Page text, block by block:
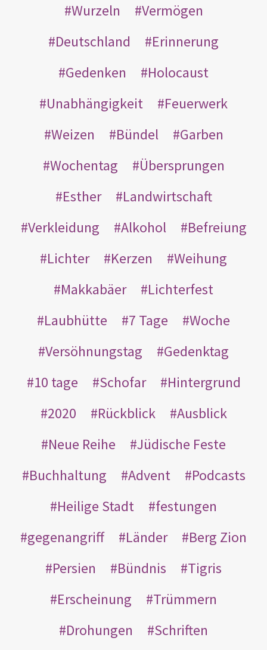
Wurzeln
Vermögen
Deutschland
Erinnerung
Gedenken
Holocaust
Unabhängigkeit
Feuerwerk
Weizen
Bündel
Garben
Wochentag
Übersprungen
Esther
Landwirtschaft
Verkleidung
Alkohol
Befreiung
Lichter
Kerzen
Weihung
Makkabäer
Lichterfest
Laubhütte
7 Tage
Woche
Versöhnungstag
Gedenktag
10 tage
Schofar
Hintergrund
2020
Rückblick
Ausblick
Neue Reihe
Jüdische Feste
Buchhaltung
Advent
Podcasts
Heilige Stadt
festungen
gegenangriff
Länder
Berg Zion
Persien
Bündnis
Tigris
Erscheinung
Trümmern
Drohungen
Schriften